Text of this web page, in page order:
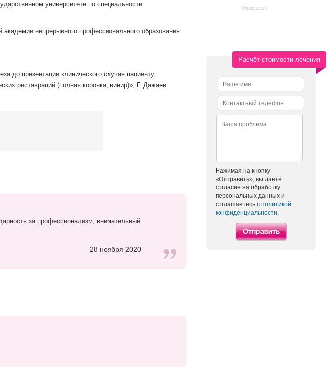
Московский
Расчёт стоимости лечения
Нажимая на кнопку
«Отправить», вы даете
согласие на обработку
персональных данных и
соглашаетесь с политикой
конфиденциальности.
университете по специальности
непрерывного профессионального образования
до презентации клинического случая пациенту.
реставраций (полная коронка, винир)», Г. Дажаев.
за профессионализм, внимательный
28 ноября 2020